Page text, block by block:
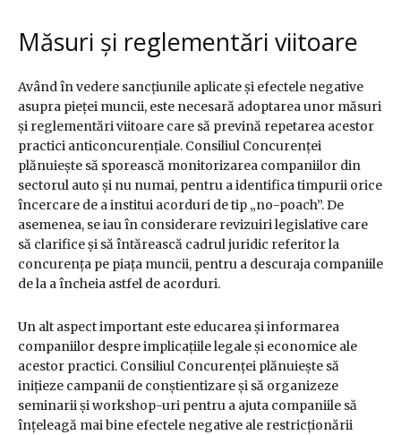
Măsuri și reglementări viitoare
Având în vedere sancțiunile aplicate și efectele negative
asupra pieței muncii, este necesară adoptarea unor măsuri
și reglementări viitoare care să prevină repetarea acestor
practici anticoncurențiale. Consiliul Concurenței
plănuiește să sporească monitorizarea companiilor din
sectorul auto și nu numai, pentru a identifica timpurii orice
încercare de a institui acorduri de tip „no-poach”. De
asemenea, se iau în considerare revizuiri legislative care
să clarifice și să întărească cadrul juridic referitor la
concurența pe piața muncii, pentru a descuraja companiile
de la a încheia astfel de acorduri.
Un alt aspect important este educarea și informarea
companiilor despre implicațiile legale și economice ale
acestor practici. Consiliul Concurenței plănuiește să
inițieze campanii de conștientizare și să organizeze
seminarii și workshop-uri pentru a ajuta companiile să
înțeleagă mai bine efectele negative ale restricționării